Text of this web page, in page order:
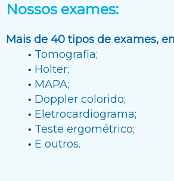
Nossos exames:
Mais de 40 tipos de exames,
Tomografia;
Holter;
MAPA;
Doppler colorido;
Eletrocardiograma;
Teste ergométrico;
E outros.